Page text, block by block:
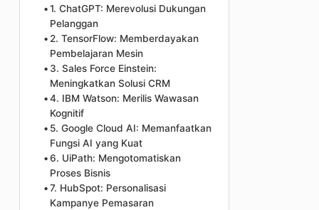
1. ChatGPT: Merevolusi Dukungan
Pelanggan
2. TensorFlow: Memberdayakan
Pembelajaran Mesin
3. Sales Force Einstein:
Meningkatkan Solusi CRM
4. IBM Watson: Merilis Wawasan
Kognitif
5. Google Cloud AI: Memanfaatkan
Fungsi AI yang Kuat
6. UiPath: Mengotomatiskan
Proses Bisnis
7. HubSpot: Personalisasi
Kampanye Pemasaran